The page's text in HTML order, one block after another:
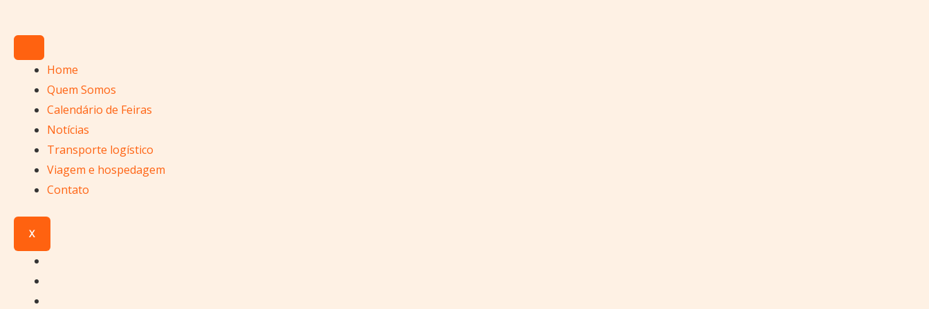
conteúdoHome
Quem Somos
Calendário de Feiras
Notícias
Transporte logístico
Viagem e hospedagem
Contato
X